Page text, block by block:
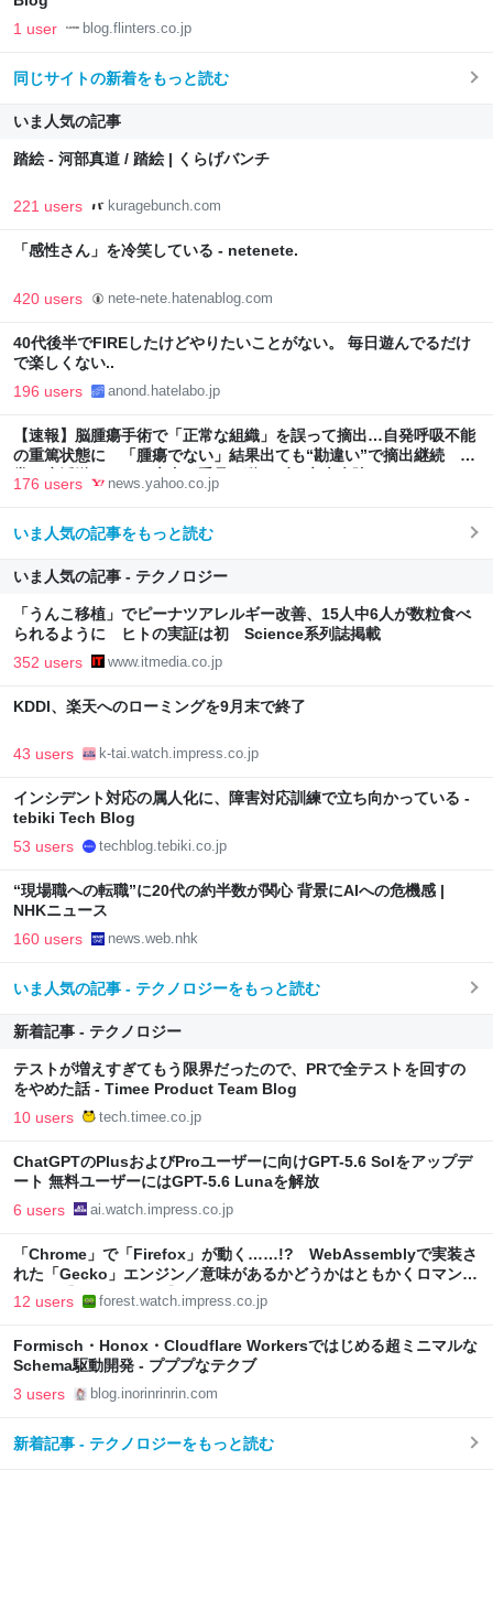
1 user blog.flinters.co.jp
同じサイトの新着をもっと読む
いま人気の記事
踏絵 - 河部真道 / 踏絵 | くらげバンチ
221 users kuragebunch.com
「感性さん」を冷笑している - netenete.
420 users nete-nete.hatenablog.com
40代後半でFIREしたけどやりたいことがない。 毎日遊んでるだけ
で楽しくない..
196 users anond.hatelabo.jp
【速報】脳腫瘍手術で「正常な組織」を誤って摘出…自発呼吸不能
の重篤状態に 「腫瘍でない」結果出ても“勘違い”で摘出継続 通
常の生活送っていた患者が手足も動かず 京大病院（MBSニュー
ス） - Yahoo!ニュース
176 users news.yahoo.co.jp
いま人気の記事をもっと読む
いま人気の記事 - テクノロジー
「うんこ移植」でピーナツアレルギー改善、15人中6人が数粒食べ
られるように ヒトの実証は初 Science系列誌掲載
352 users www.itmedia.co.jp
KDDI、楽天へのローミングを9月末で終了
43 users k-tai.watch.impress.co.jp
インシデント対応の属人化に、障害対応訓練で立ち向かっている -
tebiki Tech Blog
53 users techblog.tebiki.co.jp
“現場職への転職”に20代の約半数が関心 背景にAIへの危機感 |
NHKニュース
160 users news.web.nhk
いま人気の記事 - テクノロジーをもっと読む
新着記事 - テクノロジー
テストが増えすぎてもう限界だったので、PRで全テストを回すの
をやめた話 - Timee Product Team Blog
10 users tech.timee.co.jp
ChatGPTのPlusおよびProユーザーに向けGPT-5.6 Solをアップデ
ート 無料ユーザーにはGPT-5.6 Lunaを解放
6 users ai.watch.impress.co.jp
「Chrome」で「Firefox」が動く……!? WebAssemblyで実装さ
れた「Gecko」エンジン／意味があるかどうかはともかくロマンた
っぷり【やじうまの杜】
12 users forest.watch.impress.co.jp
Formisch・Honox・Cloudflare Workersではじめる超ミニマルな
Schema駆動開発 - プププなテクブ
3 users blog.inorinrinrin.com
新着記事 - テクノロジーをもっと読む